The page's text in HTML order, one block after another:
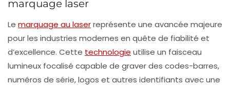
marquage laser
Le marquage au laserreprésente une avancée majeure
pour les industries modernes en quête de fiabilité et
d’excellence. Cette technologie utilise un faisceau
lumineux focalisé capable de graver des codes-barres,
numéros de série, logos et autres identifiants avec une